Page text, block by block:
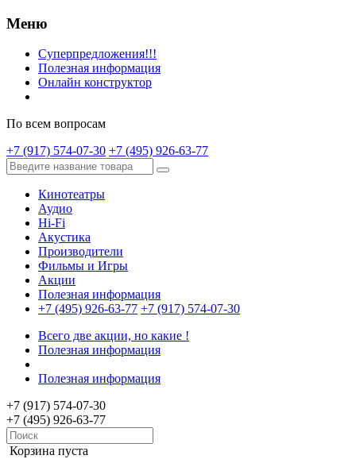
Меню
Суперпредложения!!!
Полезная информация
Онлайн конструктор
По всем вопросам
+7 (917) 574-07-30 +7 (495) 926-63-77
Кинотеатры
Аудио
Hi-Fi
Акустика
Производители
Фильмы и Игры
Акции
Полезная информация
+7 (495) 926-63-77 +7 (917) 574-07-30
Всего две акции, но какие !
Полезная информация
Полезная информация
+7 (917) 574-07-30
+7 (495) 926-63-77
Корзина пуста